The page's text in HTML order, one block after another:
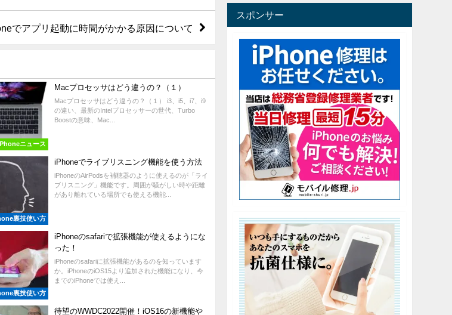
でアプリ起動に時間がかかる原因について
ニュース
Macプロセッサはどう違うの？（１）
Macプロセッサはどう違うの？（１） i3、i5、i7、i9
の違い、最新のIntelプロセッサーの世代、Turbo
Boostの意味、Mac...
裏技使い方
iPhoneでライブリスニング機能を使う方法
iPhoneのAirPodsを補聴器のように使えるのが「ライ
ブリスニング」機能です。周囲が騒がしい時や距離
があり離れている場所でも使える機能...
裏技使い方
iPhoneのsafariで拡張機能が使えるようにな
った！
iPhoneのsafariに拡張機能があるのを知っています
か。iPhoneのiOS15より追加された機能になり、今
までのiPhoneでは使え...
待望のWWDC2022開催！iOS16の新機能や
スポンサー